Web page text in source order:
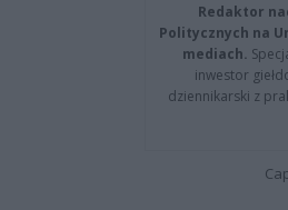
Redaktor
Politycznych na
mediach.
inwestor
dziennikarski z